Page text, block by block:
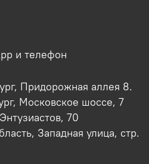
и телефон
Придорожная аллея 8.
Московское шоссе, 7
70
Западная улица, стр.